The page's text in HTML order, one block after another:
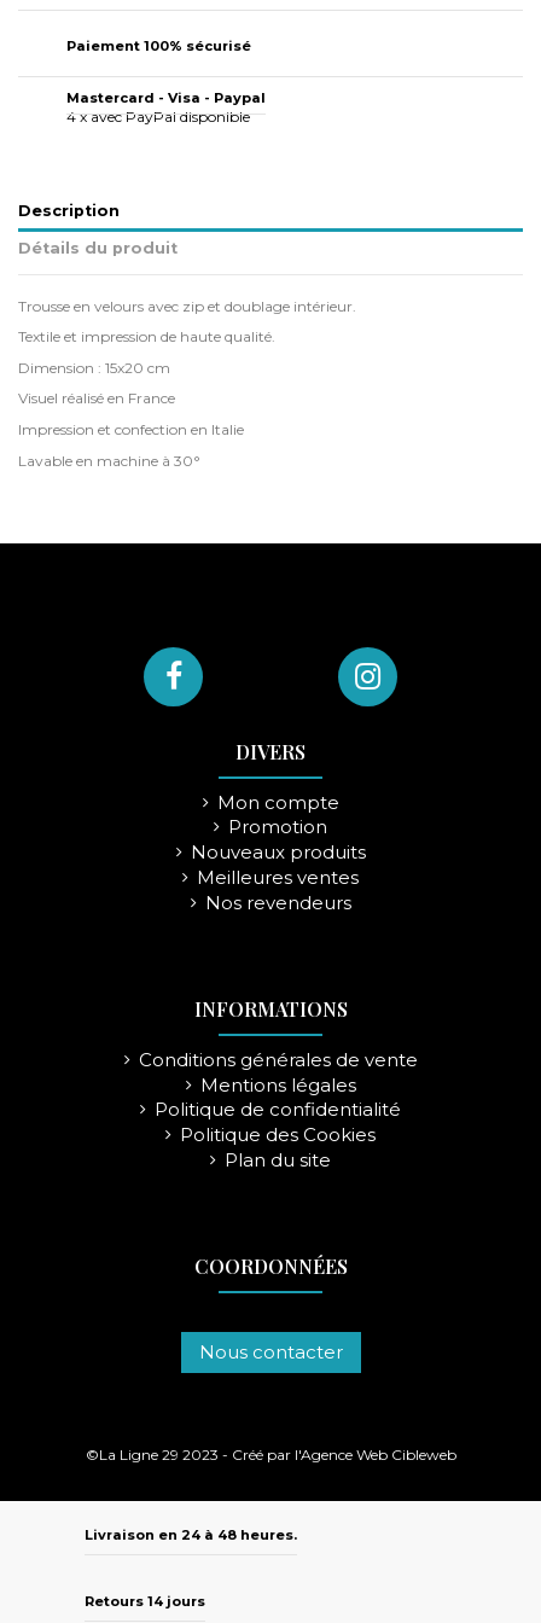
Paiement 100% sécurisé
Mastercard - Visa - Paypal
4 x avec PayPal disponible
Description
Détails du produit
Trousse en velours avec zip et doublage intérieur.
Textile et impression de haute qualité.
Dimension : 15x20 cm
Visuel réalisé en France
Impression et confection en Italie
Lavable en machine à 30°
DIVERS
Mon compte
Promotion
Nouveaux produits
Meilleures ventes
Nos revendeurs
INFORMATIONS
Conditions générales de vente
Mentions légales
Politique de confidentialité
Politique des Cookies
Plan du site
COORDONNÉES
Nous contacter
©La Ligne 29 2023 - Créé par l'Agence Web Cibleweb
Livraison en 24 à 48 heures.
Retours 14 jours